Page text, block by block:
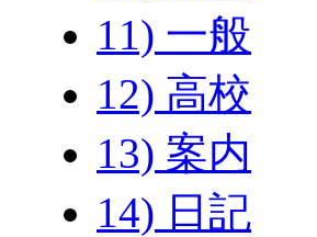
11) 一般
12) 高校
13) 案内
14) 日記